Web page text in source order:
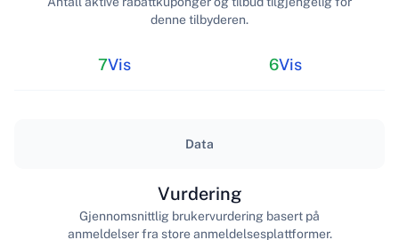
7Vis
denne tilbyderen.
6Vis
Data
Vurdering
Gjennomsnittlig brukervurdering basert på
anmeldelser fra store anmeldelsesplattformer.